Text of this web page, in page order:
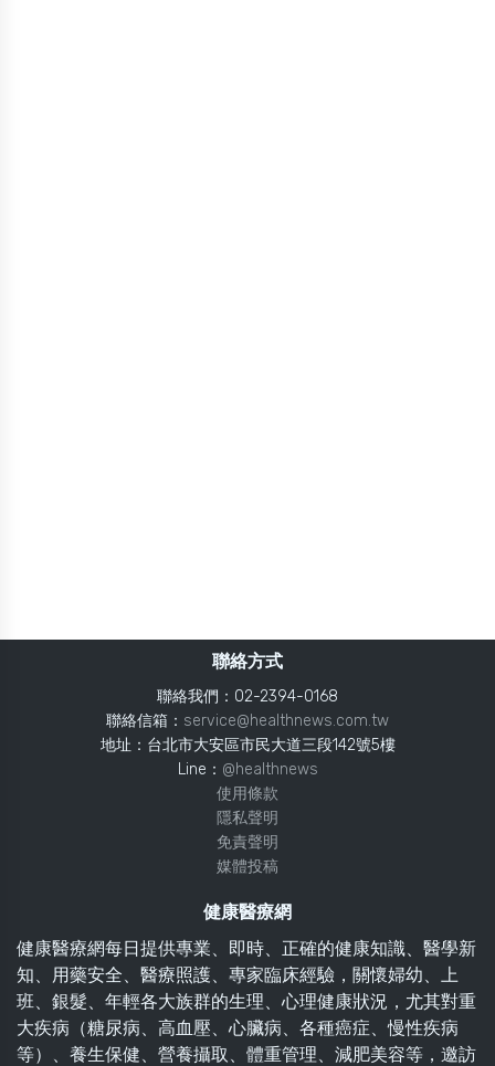
聯絡方式
聯絡我們：02-2394-0168
聯絡信箱： service@healthnews.com.tw
地址：台北市大安區市民大道三段142號5樓
Line： @healthnews
使用條款
隱私聲明
免責聲明
媒體投稿
健康醫療網
健康醫療網每日提供專業、即時、正確的健康知識、醫學新
知、用藥安全、醫療照護、專家臨床經驗，關懷婦幼、上
班、銀髮、年輕各大族群的生理、心理健康狀況，尤其對重
大疾病（糖尿病、高血壓、心臟病、各種癌症、慢性疾病
等）、養生保健、營養攝取、體重管理、減肥美容等，邀訪